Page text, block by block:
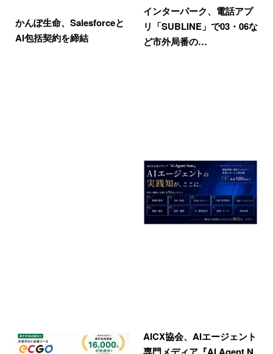
かんぽ生命、Salesforceと
AI包括契約を締結
インターパーク、電話アプ
リ「SUBLINE」で03・06な
ど市外局番の…
AICX協会、AIエージェント